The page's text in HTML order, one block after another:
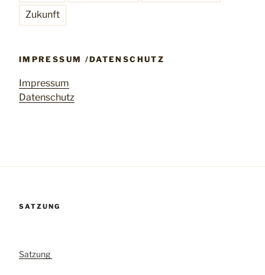
Zukunft
IMPRESSUM /DATENSCHUTZ
Impressum
Datenschutz
SATZUNG
Satzung